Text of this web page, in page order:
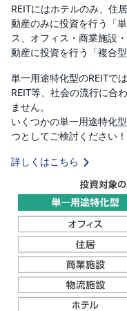
REITにはホテルのみ、住
動産のみに投資を行う「
ス、オフィス・商業施設
動産に投資を行う「複合
単一用途特化型のREITで
REIT等、社会の流行に合
ません。
いくつかの単一用途特化
つとしてご検討ください！
詳しくはこちら